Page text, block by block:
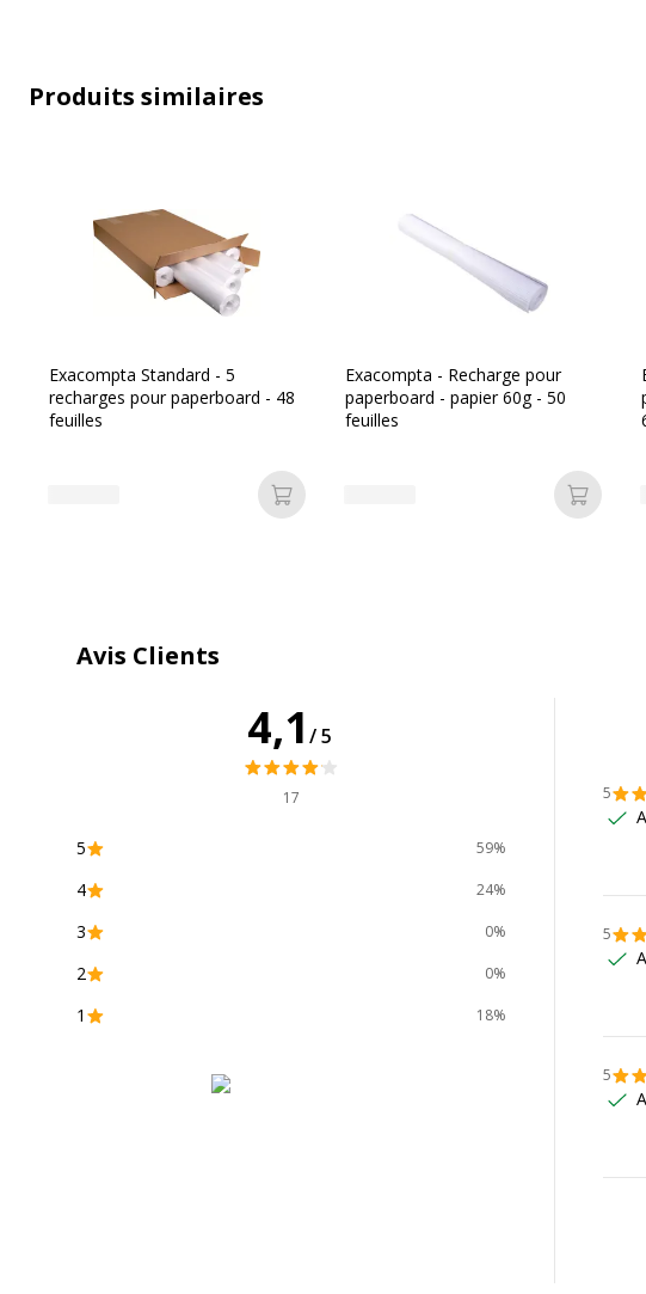
Quantité incluse
Produits similaires
Exacompta Standard - 5
recharges pour paperboard - 48
feuilles
Ajouter au panier
Exacompta - Recharge pour
paperboard - papier 60g - 50
feuilles
Avis Clients
4,1 /5
17
5 59%
4 24%
3 0%
2 0%
1 18%
5
5
5